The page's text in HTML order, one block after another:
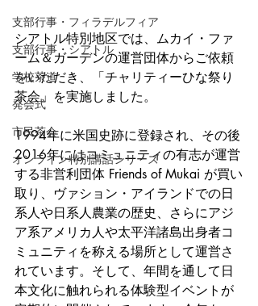
支部行事・フィラデルフィア
支部行事・シアトル
学校茶道
発会式
市民茶会
オンライン特別講話シリーズ
シアトル特別地区では、ムカイ・ファ
ーム＆ガーデンの運営団体からご依頼
をいただき、「チャリティーひな祭り
茶会」を実施しました。
1994年に米国史跡に登録され、その後
2016年にはコミュニティの有志が運営
する非営利団体 Friends of Mukai が買い
取り、ヴァション・アイランドでの日
系人や日系人農業の歴史、さらにアジ
ア系アメリカ人や太平洋諸島出身者コ
ミュニティを称える場所として運営さ
れています。そして、年間を通して日
本文化に触れられる体験型イベントが